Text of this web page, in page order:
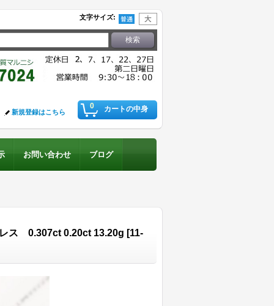
文字サイズ:
0 カートの中身
新規登録はこちら
お問い合わせ ブログ
ス 0.307ct 0.20ct 13.20g [11-